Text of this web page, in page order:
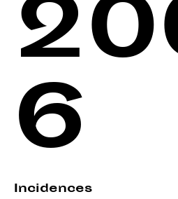
6
Incidences